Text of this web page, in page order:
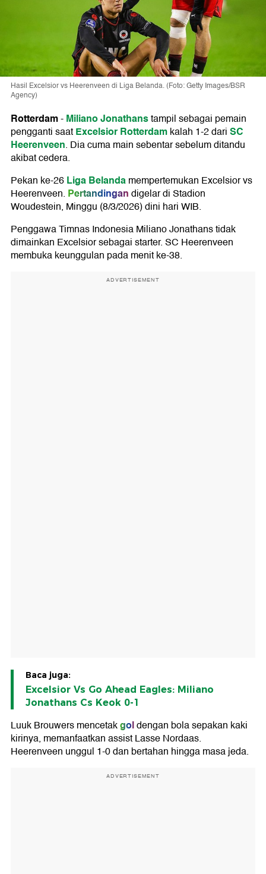
Hasil Excelsior vs Heerenveen di Liga Belanda. (Foto: Getty Images/BSR
Agency)
Rotterdam-Miliano Jonathanstampil sebagai pemain
pengganti saatExcelsior Rotterdamkalah 1-2 dariSC
Heerenveen. Dia cuma main sebentar sebelum ditandu
akibat cedera.
Pekan ke-26Liga Belandamempertemukan Excelsior vs
Heerenveen. Pertandingandigelar di Stadion
Woudestein, Minggu (8/3/2026) dini hari WIB.
Penggawa Timnas Indonesia Miliano Jonathans tidak
dimainkan Excelsior sebagai starter. SC Heerenveen
membuka keunggulan pada menit ke-38.
ADVERTISEMENT
Baca juga:
Excelsior Vs Go Ahead Eagles: Miliano
Jonathans Cs Keok 0-1
Luuk Brouwers mencetakgoldengan bola sepakan kaki
kirinya, memanfaatkan assist Lasse Nordaas.
Heerenveen unggul 1-0 dan bertahan hingga masa jeda.
ADVERTISEMENT